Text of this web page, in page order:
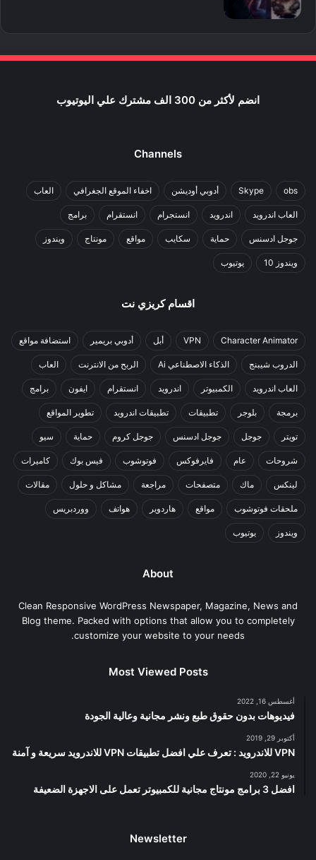
انضم لأكثر من 300 الف مشترك علي اليوتيوب
Channels
obs
Skype أدوبي أوديشن اخفاء الموقع الجغرافي العاب
العاب اندرويد اندرويد انستجرام انستقرام برامج
جوجل ادسنس حماية سكايب مواقع مونتاج ويندوز
ويندوز 10 يوتيوب
اقسام كريزي نت
Character Animator
VPN أبل أدوبي بريمير استضافة مواقع
الدروب شيبنج الذكاء الاصطناعي Ai الربح من الانترنت العاب
العاب اندرويد الكمبيوتر اندرويد انستقرام ايفون برامج
برمجة بلوجر تطبيقات تطبيقات اندرويد تطوير المواقع
تويتر جوجل جوجل ادسنس جوجل كروم حماية سيو
شروحات عام فايرفوكس فوتوشوب فيس بوك كاميرات
لينكس ماك متصفحات مراجعة مشاكل و حلول مقالات
ملحقات فوتوشوب مواقع هاردوير هواتف ووردبريس
ويندوز يوتيوب
About
Clean Responsive WordPress Newspaper, Magazine, News and
Blog theme. Packed with options that allow you to completely
customize your website to your needs.
Most Viewed Posts
أغسطس 16, 2022
فيديوهات بدون حقوق طبع ونشر مجانية وعالية الجودة
أكتوبر 29, 2019
VPN للاندرويد : تعرف علي افضل تطبيقات VPN للاندرويد سريعة و آمنة
يونيو 22, 2020
افضل 3 برامج مونتاج مجانية للكمبيوتر تعمل على الاجهزة الضعيفة
Newsletter